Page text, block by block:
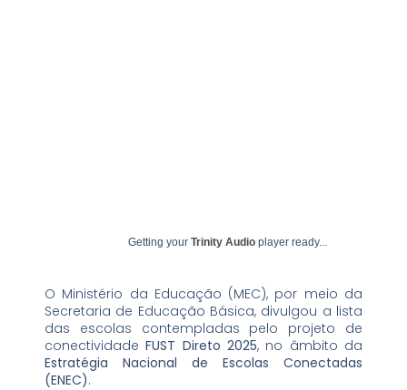
Getting your Trinity Audioplayer ready...
O Ministério da Educação (MEC), por meio da
Secretaria de Educação Básica, divulgou a lista
das escolas contempladas pelo projeto de
conectividadeFUST Direto 2025, no âmbito da
Estratégia Nacional de Escolas Conectadas
(ENEC).